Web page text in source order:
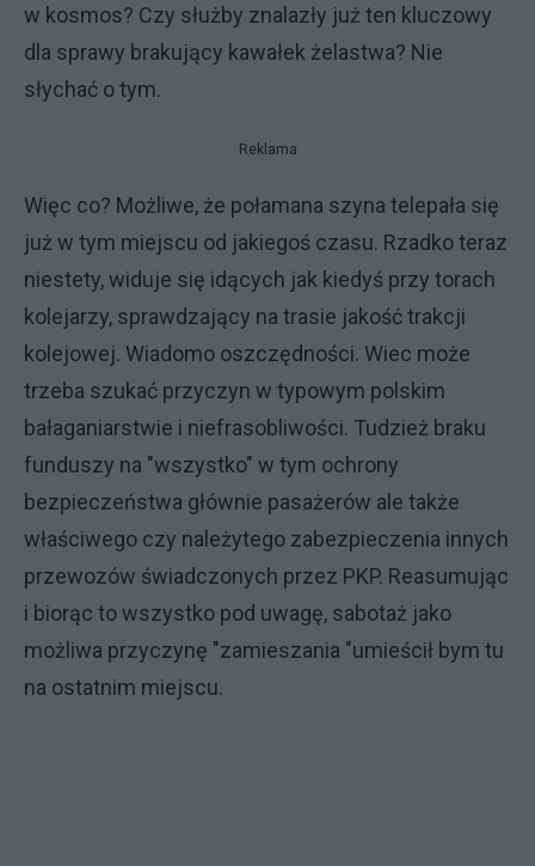
w kosmos? Czy służby znalazły już ten kluczowy
dla sprawy brakujący kawałek żelastwa? Nie
słychać o tym.
Reklama
Więc co? Możliwe, że połamana szyna telepała się
już w tym miejscu od jakiegoś czasu. Rzadko teraz
niestety, widuje się idących jak kiedyś przy torach
kolejarzy, sprawdzający na trasie jakość trakcji
kolejowej. Wiadomo oszczędności. Wiec może
trzeba szukać przyczyn w typowym polskim
bałaganiarstwie i niefrasobliwości. Tudzież braku
funduszy na "wszystko" w tym ochrony
bezpieczeństwa głównie pasażerów ale także
właściwego czy należytego zabezpieczenia innych
przewozów świadczonych przez PKP. Reasumując
i biorąc to wszystko pod uwagę, sabotaż jako
możliwa przyczynę "zamieszania "umieścił bym tu
na ostatnim miejscu.